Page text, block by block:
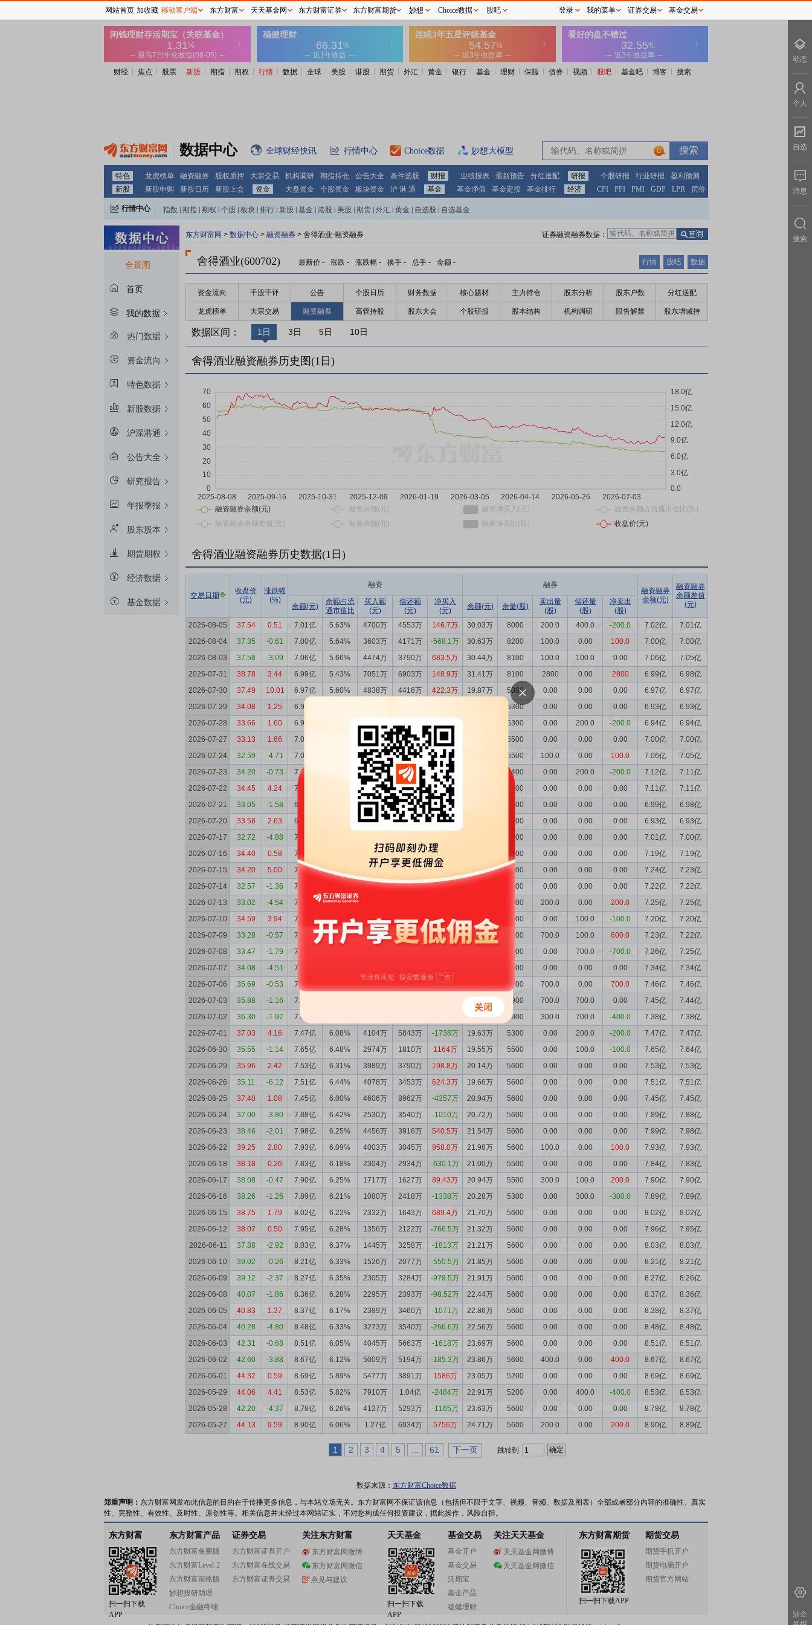
财经 焦点 股票 新股 期指 期权 行情 数据 全球 美股 港股 期货 外汇 黄金 银行 基金 理财 保险 债券 视频 股吧 基金吧 博客 搜索
数据中心 全球财经快讯 行情中心 Choice数据 妙想大模型 0
特色 龙虎榜单 融资融券 股权质押 大宗交易 机构调研 期指持仓 公告大全 条件选股 财报 业绩报表 最新预告 分红送配 研报 个股研报 行业研报
盈利预测
新股
新股申购 新股日历 新股上会 资金 大盘资金 个股资金 板块资金 沪 港 通 基金 基金净值 基金定投 基金排行 经济 CPI PPI PMI GDP LPR 房价
行情中心 指数 期指 期权 个股 板块 排行 新股 基金 港股 美股 期货 外汇 黄金 自选股 自选基金
全景图
首页
我的数据
热门数据
资金流向
特色数据
新股数据
沪深港通
公告大全
研究报告
年报季报
股东股本
期货期权
经济数据
基金数据
东方财富网 > 数据中心 > 融资融券 > 舍得酒业-融资融券 证券融资融券数据：
舍得酒业(600702) 最新价 - 涨跌 - 涨跌幅 - 换手 - 总手 - 金额 - 行情 股吧 数据
资金流向 千股千评 公告 个股日历 财务数据 核心题材 主力持仓 股东分析 股东户数 分红送配
龙虎榜单 大宗交易 融资融券 高管持股 股东大会 个股研报 股本结构 机构调研 限售解禁 股东增减持
数据区间： 1日 3日 5日 10日
舍得酒业融资融券历史图(1 日)
舍得酒业融资融券历史数据(1 日)
交易日期
收盘价
(元)
涨跌幅
(%)
融资 融券
融资融券
余额(元)
融资融券
余额差值
(元)
余额(元)
余额占流
通市值比
买入额
(元)
偿还额
(元)
净买入
(元)
余额(元) 余量(股)
卖出量
(股)
偿还量
(股)
净卖出
(股)
2026-08-05
37.54 0.51 7.01亿 5.63% 4700万 4553万 146.7万 30.03万 8000 200.0 400.0 -200.0 7.02亿
7.01亿
2026-08-04
37.35 -0.61 7.00亿 5.64% 3603万 4171万 -568.1万 30.63万 8200 100.0 0.00 100.0 7.00亿
7.00亿
2026-08-03
37.58 -3.09 7.06亿 5.66% 4474万 3790万 683.5万 30.44万 8100 100.0 100.0 0.00 7.06亿
7.05亿
2026-07-31
38.78 3.44 6.99亿 5.43% 7051万 6903万 148.9万 31.41万 8100 2800 0.00 2800 6.99亿
6.98亿
2026-07-30
37.49 10.01 6.97亿 5.60% 4838万 4416万 422.3万 19.87万 5300 0.00 0.00 0.00 6.97亿
6.97亿
2026-07-29
34.08 1.25 6.93亿 5300 0.00 0.00 0.00 6.93亿
6.93亿
2026-07-28
33.66 1.60 6.94亿 5300 0.00 200.0 -200.0 6.94亿
6.94亿
2026-07-27
33.13 1.66 7.00亿 1429万 1973万 -543.7万 5500 0.00 0.00 0.00 7.00亿
7.00亿
2026-07-24
32.59 -4.71 7.06亿 2022万 2632万 -609.9万 5500 100.0 0.00 100.0 7.06亿
7.05亿
2026-07-23
34.20 -0.73 7.12亿 2738万 2679万 58.95万 5400 0.00 200.0 -200.0 7.12亿
7.11亿
2026-07-22
34.45 4.24 7.11亿 4345万 3085万 1260万 5600 0.00 0.00 0.00 7.11亿
7.11亿
2026-07-21
33.05 -1.58 6.98亿 2208万 1645万 563.8万 5600 0.00 0.00 0.00 6.99亿
6.98亿
2026-07-20
33.58 2.63 6.93亿 2282万 3064万 -782.7万 5600 0.00 0.00 0.00 6.93亿
6.93亿
2026-07-17
32.72 -4.88 7.01亿 5600 0.00 0.00 0.00 7.01亿
7.00亿
2026-07-16
34.40 0.58 7.19亿 3537万 4000万 -462.7万 5600 0.00 0.00 0.00 7.19亿
7.19亿
2026-07-15
34.20 5.00 7.23亿 6.37% 4092万 3944万 147.4万 19.15万 5600 0.00 0.00 0.00 7.24亿
7.23亿
2026-07-14
32.57 -1.36 7.22亿 2148万 2424万 -276.1万 5600 0.00 0.00 0.00 7.22亿
7.22亿
2026-07-13
33.02 -4.54 7.25亿 6.61% 5600 200.0 0.00 200.0 7.25亿
7.25亿
2026-07-10
34.59 3.94 7.20亿 6.27% 3120万 3361万 -241.3万 18.68万 5400 0.00 100.0 -100.0 7.20亿
7.20亿
2026-07-09
33.28 -0.57 7.22亿 6.54% 1477万 1775万 -298.0万 18.30万 5500 700.0 100.0 600.0 7.23亿
7.22亿
2026-07-08
33.47 -1.79 7.25亿 4900 0.00 700.0 -700.0 7.26亿
7.25亿
2026-07-07
34.08 -4.51 7.34亿 5600 0.00 0.00 0.00 7.34亿
7.34亿
2026-07-06
35.69 -0.53 7.46亿 150.9万 5600 700.0 0.00 700.0 7.46亿
7.46亿
2026-07-03
35.88 -1.16 7.45亿 17.58万 4900 700.0 700.0 0.00 7.45亿
7.44亿
2026-07-02
36.30 -1.97 7.38亿 17.79万 4900 300.0 700.0 -400.0 7.38亿
7.38亿
2026-07-01
37.03 4.16 7.47亿 6.08% 4104万 5843万 -1738万 19.63万 5300 0.00 200.0 -200.0 7.47亿
7.47亿
2026-06-30
35.55 -1.14 7.65亿 6.48% 2974万 1810万 1164万 19.55万 5500 0.00 100.0 -100.0 7.65亿
7.64亿
2026-06-29
35.96 2.42 7.53亿 6.31% 3989万 3790万 198.8万 20.14万 5600 0.00 0.00 0.00 7.53亿
7.53亿
2026-06-26
35.11 -6.12 7.51亿 6.44% 4078万 3453万 624.3万 19.66万 5600 0.00 0.00 0.00 7.51亿
7.51亿
2026-06-25
37.40 1.08 7.45亿 6.00% 4606万 8962万 -4357万 20.94万 5600 0.00 0.00 0.00 7.45亿
7.45亿
2026-06-24
37.00 -3.80 7.88亿 6.42% 2530万 3540万 -1010万 20.72万 5600 0.00 0.00 0.00 7.89亿
7.88亿
2026-06-23
38.46 -2.01 7.98亿 6.25% 4456万 3916万 540.5万 21.54万 5600 0.00 0.00 0.00 7.99亿
7.98亿
2026-06-22
39.25 2.80 7.93亿 6.09% 4003万 3045万 958.0万 21.98万 5600 100.0 0.00 100.0 7.93亿
7.93亿
2026-06-18
38.18 0.26 7.83亿 6.18% 2304万 2934万 -630.1万 21.00万 5500 0.00 0.00 0.00 7.84亿
7.83亿
2026-06-17
38.08 -0.47 7.90亿 6.25% 1717万 1627万 89.43万 20.94万 5500 300.0 100.0 200.0 7.90亿
7.90亿
2026-06-16
38.26 -1.26 7.89亿 6.21% 1080万 2418万 -1338万 20.28万 5300 0.00 300.0 -300.0 7.89亿
7.89亿
2026-06-15
38.75 1.79 8.02亿 6.22% 2332万 1643万 689.4万 21.70万 5600 0.00 0.00 0.00 8.02亿
8.02亿
2026-06-12
38.07 0.50 7.95亿 6.28% 1356万 2122万 -766.5万 21.32万 5600 0.00 0.00 0.00 7.96亿
7.95亿
2026-06-11
37.88 -2.92 8.03亿 6.37% 1445万 3258万 -1813万 21.21万 5600 0.00 0.00 0.00 8.03亿
8.03亿
2026-06-10
39.02 -0.26 8.21亿 6.33% 1526万 2077万 -550.5万 21.85万 5600 0.00 0.00 0.00 8.21亿
8.21亿
2026-06-09
39.12 -2.37 8.27亿 6.35% 2305万 3284万 -979.5万 21.91万 5600 0.00 0.00 0.00 8.27亿
8.26亿
2026-06-08
40.07 -1.86 8.36亿 6.28% 2295万 2393万 -98.52万 22.44万 5600 0.00 0.00 0.00 8.37亿
8.36亿
2026-06-05
40.83 1.37 8.37亿 6.17% 2389万 3460万 -1071万 22.86万 5600 0.00 0.00 0.00 8.38亿
8.37亿
2026-06-04
40.28 -4.80 8.48亿 6.33% 3273万 3540万 -266.6万 22.56万 5600 0.00 0.00 0.00 8.48亿
8.48亿
2026-06-03
42.31 -0.68 8.51亿 6.05% 4045万 5663万 -1618万 23.69万 5600 0.00 0.00 0.00 8.51亿
8.51亿
2026-06-02
42.60 -3.88 8.67亿 6.12% 5009万 5194万 -185.3万 23.86万 5600 400.0 0.00 400.0 8.67亿
8.67亿
2026-06-01
44.32 0.59 8.69亿 5.89% 5477万 3891万 1586万 23.05万 5200 0.00 0.00 0.00 8.69亿
8.69亿
2026-05-29
44.06 4.41 8.53亿 5.82% 7910万 1.04亿 -2484万 22.91万 5200 0.00 400.0 -400.0 8.53亿
8.53亿
2026-05-28
42.20 -4.37 8.78亿 6.26% 4127万 5293万 -1165万 23.63万 5600 0.00 0.00 0.00 8.78亿
8.78亿
2026-05-27
44.13 9.59 8.90亿 6.06% 1.27亿 6934万 5756万 24.71万 5600 200.0 0.00 200.0 8.90亿 8.89亿
1 2 3 4 5 61 下一页 跳转到
数据来源： 东方财富Choice数据
郑重声明： 东方财富网发布此信息的目的在于传播更多信息，与本站立场无关。东方财富网不保证该信息（包括但不限于文字、视频、音频、数据及图表）全部或者部分内容的准确性、真实
性、完整性、有效性、及时性、原创性等。相关信息并未经过本网站证实，不对您构成任何投资建议，据此操作，风险自担。
东方财富
扫一扫下载
APP
东方财富产品
东方财富免费版
东方财富Level-2
东方财富策略版
妙想投研助理
Choice金融终端
证券交易
东方财富证券开户
东方财富在线交易
东方财富证券交易
关注东方财富
东方财富网微博
东方财富网微信
意见与建议
天天基金
扫一扫下载
APP
基金交易
基金开户
基金交易
活期宝
基金产品
稳健理财
关注天天基金
天天基金网微博
天天基金网微信
东方财富期货
扫一扫下载APP
期货交易
期货手机开户
期货电脑开户
期货官方网站
网站首页 加收藏 移动客户端 东方财富 天天基金网 东方财富证券 东方财富期货 妙想 Choice数据 股吧 登录 我的菜单 证券交易 基金交易
动态
个人
自选
消息
搜索
涉企